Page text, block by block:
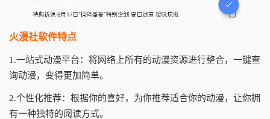
火漫社软件特点
1.一站式动漫平台：将网络上所有的动漫资源进行整合，一键查
询动漫，变得更加简单。
2.个性化推荐：根据你的喜好，为你推荐适合你的动漫，让你拥
有一种独特的阅读方式。